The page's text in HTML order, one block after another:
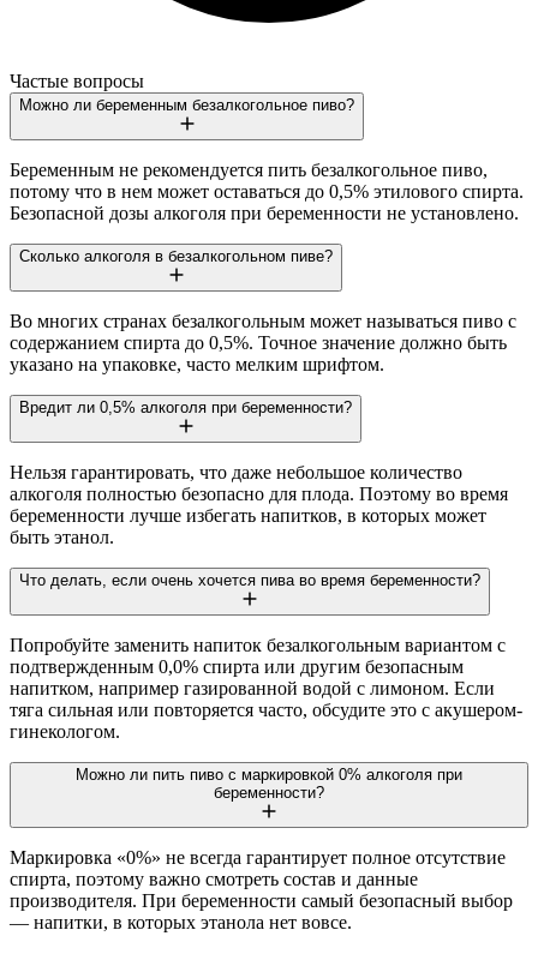
Частые вопросы
Можно ли беременным безалкогольное пиво?
Беременным не рекомендуется пить безалкогольное пиво,
потому что в нем может оставаться до 0,5% этилового спирта.
Безопасной дозы алкоголя при беременности не установлено.
Сколько алкоголя в безалкогольном пиве?
Во многих странах безалкогольным может называться пиво с
содержанием спирта до 0,5%. Точное значение должно быть
указано на упаковке, часто мелким шрифтом.
Вредит ли 0,5% алкоголя при беременности?
Нельзя гарантировать, что даже небольшое количество
алкоголя полностью безопасно для плода. Поэтому во время
беременности лучше избегать напитков, в которых может
быть этанол.
Что делать, если очень хочется пива во время беременности?
Попробуйте заменить напиток безалкогольным вариантом с
подтвержденным 0,0% спирта или другим безопасным
напитком, например газированной водой с лимоном. Если
тяга сильная или повторяется часто, обсудите это с акушером-
гинекологом.
Можно ли пить пиво с маркировкой 0% алкоголя при
беременности?
Маркировка «0%» не всегда гарантирует полное отсутствие
спирта, поэтому важно смотреть состав и данные
производителя. При беременности самый безопасный выбор
— напитки, в которых этанола нет вовсе.